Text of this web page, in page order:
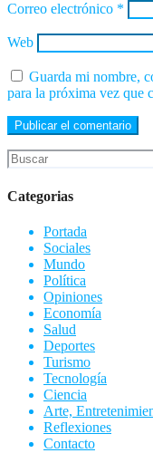
Correo electrónico *
Web
Guarda mi nombre,
para la próxima vez que
Categorias
Portada
Sociales
Mundo
Política
Opiniones
Economía
Salud
Deportes
Turismo
Tecnología
Ciencia
Arte,
Reflexiones
Contacto